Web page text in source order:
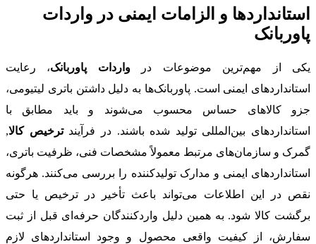
استانداردها و الزامات ایمنی در واردات
پاوربانک
یکی از مهم‌ترین موضوعات درواردات پاوربانک، رعایت
استانداردهای ایمنی است. پاوربانک‌ها به دلیل داشتن باتری لیتیومی،
جزو کالاهای حساس محسوب می‌شوند و باید مطابق با
استانداردهای بین‌المللی تولید شده باشند. در فرآیندترخیص کالا,
گمرک و سازمان‌های مرتبط معمولاً مشخصات فنی، ظرفیت باتری،
استانداردهای ایمنی و مدارک تولیدکننده را بررسی می‌کنند. هرگونه
نقص در این اطلاعات می‌تواند باعث تأخیر در ترخیص یا حتی
برگشت کالا شود. به همین دلیل واردکنندگان حرفه‌ای قبل از ثبت
سفارش، از کیفیت واقعی محصول و وجود استانداردهای لازم